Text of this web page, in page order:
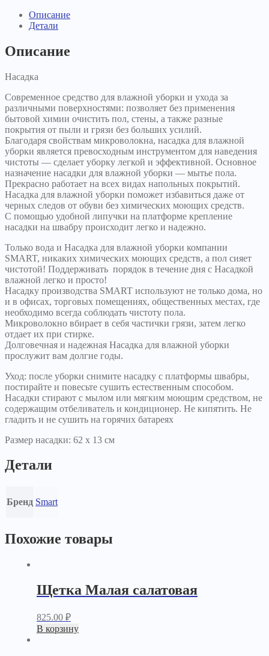
Описание
Детали
Описание
Насадка
Современное средство для влажной уборки и ухода за
различными поверхностями: позволяет без применения
бытовой химии очистить пол, стены, а также разные
покрытия от пыли и грязи без больших усилий.
Благодаря свойствам микроволокна, насадка для влажной
уборки является превосходным инструментом для наведения
чистоты — сделает уборку легкой и эффективной. Основное
назначение насадки для влажной уборки — мытье пола.
Прекрасно работает на всех видах напольных покрытий.
Насадка для влажной уборки поможет избавиться даже от
черных следов от обуви без химических моющих средств.
С помощью удобной липучки на платформе крепление
насадки на швабру происходит легко и надежно.
Только вода и Насадка для влажной уборки компании
SMART, никаких химических моющих средств, а пол сияет
чистотой! Поддерживать порядок в течение дня с Насадкой
влажной легко и просто!
Насадку производства SMART используют не только дома, но
и в офисах, торговых помещениях, общественных местах, где
необходимо всегда соблюдать чистоту пола.
Микроволокно вбирает в себя частички грязи, затем легко
отдает их при стирке.
Долговечная и надежная Насадка для влажной уборки
прослужит вам долгие годы.
Уход: после уборки снимите насадку с платформы швабры,
постирайте и повесьте сушить естественным способом.
Насадки стирают с мылом или мягким моющим средством, не
содержащим отбеливатель и кондиционер. Не кипятить. Не
гладить и не сушить на горячих батареях
Размер насадки: 62 х 13 см
Детали
Бренд Smart
Похожие товары
Щетка Малая салатовая
825.00 ₽
В корзину